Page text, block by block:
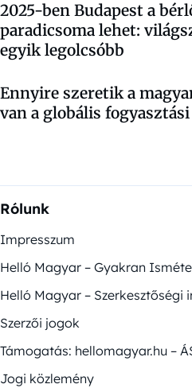
2025-ben Budapest a
paradicsoma lehet:
egyik legolcsóbb
Ennyire szeretik a
van a globális
Rólunk
Impresszum
Helló Magyar – Gyakran
Helló Magyar – Szerkesztőségi
Szerzői jogok
Támogatás: hellomagyar.hu –
Jogi közlemény